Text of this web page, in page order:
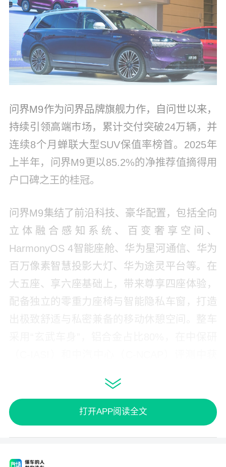
问界M9作为问界品牌旗舰力作，自问世以来，
持续引领高端市场，累计交付突破24万辆，并
连续8个月蝉联大型SUV保值率榜首。2025年
上半年，问界M9更以85.2%的净推荐值摘得用
户口碑之王的桂冠。
问界M9集结了前沿科技、豪华配置，包括全向
立体融合感知系统、百变奢享空间、
HarmonyOS 4智能座舱、华为星河通信、华为
百万像素智慧投影大灯、华为途灵平台等。在
大五座、享六座基础上，带来尊享四座体验，
配备独立的零重力座椅与智能隐私车窗，打造
问界M8增程版瞩目亮相，树立家庭出行新标杆
打开APP阅读全文